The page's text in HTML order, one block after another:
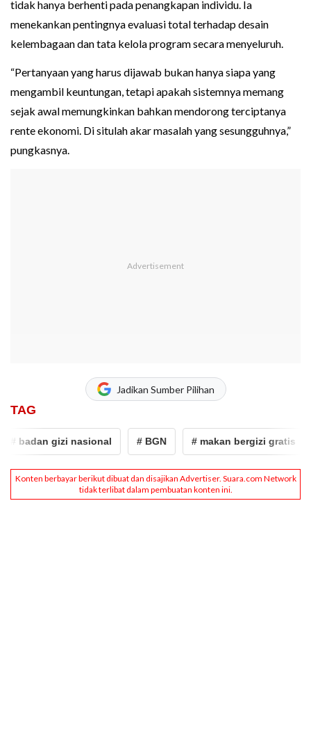
tidak hanya berhenti pada penangkapan individu. Ia
menekankan pentingnya evaluasi total terhadap desain
kelembagaan dan tata kelola program secara menyeluruh.
“Pertanyaan yang harus dijawab bukan hanya siapa yang
mengambil keuntungan, tetapi apakah sistemnya memang
sejak awal memungkinkan bahkan mendorong terciptanya
rente ekonomi. Di situlah akar masalah yang sesungguhnya,”
pungkasnya.
Jadikan Sumber Pilihan
TAG
badan gizi nasional # BGN # makan bergizi gratis